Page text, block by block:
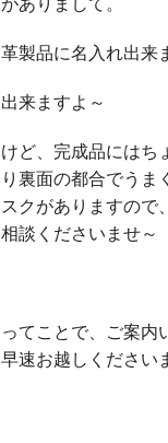
革製品に名入れ出来
出来ますよ～
けど、完成品にはち
り裏面の都合でうま
スクがありますので
相談くださいませ～
ってことで、ご案内
早速お越しください